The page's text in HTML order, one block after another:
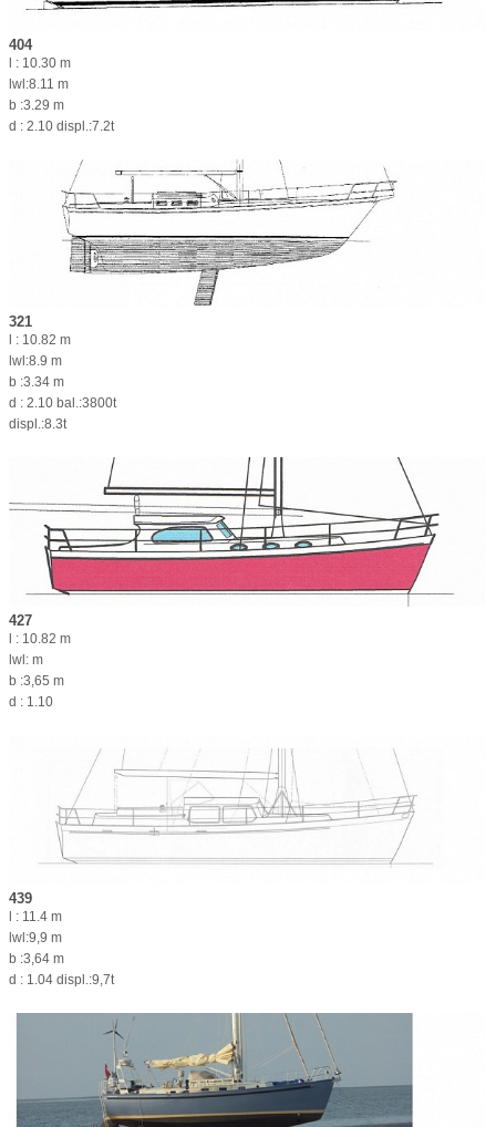
404
l : 10.30 m
lwl:8.11 m
b :3.29 m
d : 2.10 displ.:7.2t
321
l : 10.82 m
lwl:8.9 m
b :3.34 m
d : 2.10 bal.:3800t
displ.:8.3t
427
l : 10.82 m
lwl: m
b :3,65 m
d : 1.10
439
l : 11.4 m
lwl:9,9 m
b :3,64 m
d : 1.04 displ.:9,7t